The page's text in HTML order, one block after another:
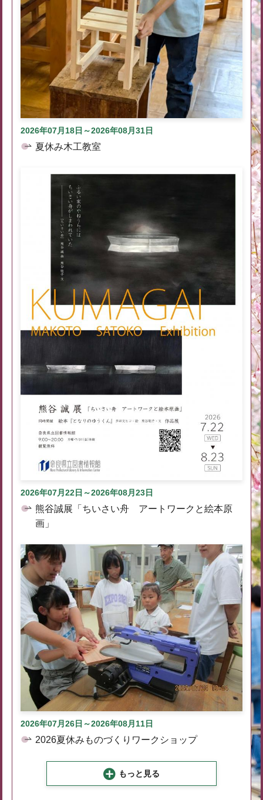
2026年07月18日～2026年08月31日
夏休み木工教室
2026年07月22日～2026年08月23日
熊谷誠展「ちいさい舟 アートワークと絵本原
画」
2026年07月26日～2026年08月11日
2026夏休みものづくりワークショップ
もっと見る